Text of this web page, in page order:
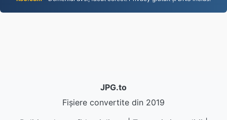
JPG.to
Fișiere convertite din 2019